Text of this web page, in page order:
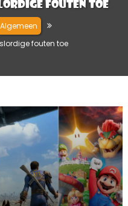
fouten toe
Algemeen
fouten toe